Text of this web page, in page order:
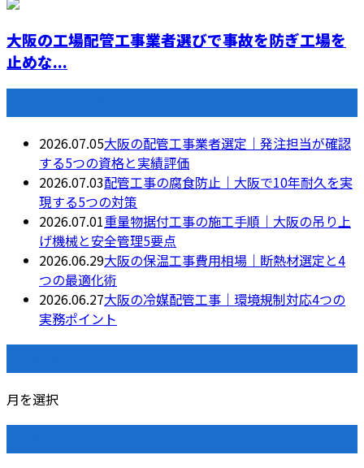
大阪の工場配管工事業者選びで事故を防ぎ工場を
止めな...
2026.07.05大阪の配管工事業者選定｜発注担当が確認
する5つの資格と実績評価
2026.07.03配管工事の腐食防止｜大阪で10年耐久を実
現する5つの対策
2026.07.01重量物据付工事の施工手順｜大阪の吊り上
げ機械と安全管理5要点
2026.06.29大阪の保温工事費用相場｜断熱材選定と4
つの最適化術
2026.06.27大阪の冷媒配管工事｜環境規制対応4つの
実務ポイント
月を選択